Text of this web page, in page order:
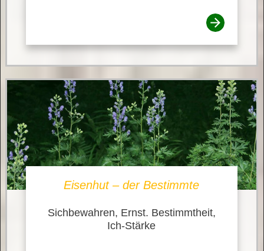
Eisenhut – der Bestimmte
Sichbewahren, Ernst. Bestimmtheit,
Ich-Stärke